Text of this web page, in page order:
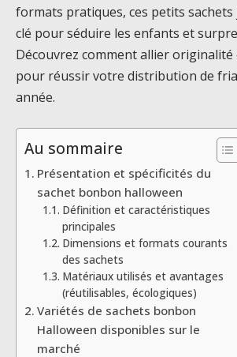
formats pratiques, ces petits
clé pour séduire les enfants et
Découvrez comment allier
pour réussir votre distribution de
année.
Au sommaire
Présentation et spécificités du
sachet bonbon halloween
Définition et caractéristiques
principales
Dimensions et formats courants
des sachets
Matériaux utilisés et avantages
(réutilisables, écologiques)
Variétés de sachets bonbon
Halloween disponibles sur le
marché